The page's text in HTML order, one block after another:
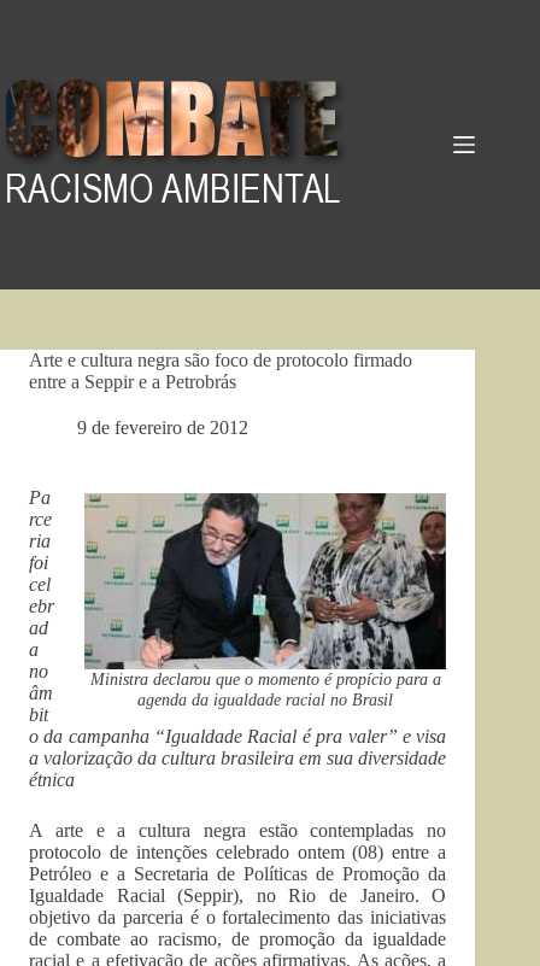
Arte e cultura negra são foco de protocolo firmado
entre a Seppir e a Petrobrás
9 de fevereiro de 2012
Ministra declarou que o momento é propício para a
agenda da igualdade racial no Brasil
Pa
rce
ria
foi
cel
ebr
ad
a
no
âm
bit
o da campanha “Igualdade Racial é pra valer” e visa
a valorização da cultura brasileira em sua diversidade
étnica
A arte e a cultura negra estão contempladas no
protocolo de intenções celebrado ontem (08) entre a
Petróleo e a Secretaria de Políticas de Promoção da
Igualdade Racial (Seppir), no Rio de Janeiro. O
objetivo da parceria é o fortalecimento das iniciativas
de combate ao racismo, de promoção da igualdade
racial e a efetivação de ações afirmativas. As ações, a